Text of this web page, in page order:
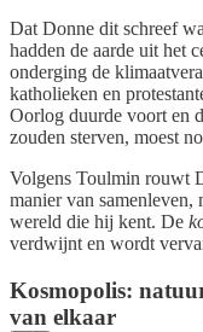
Dat Donne dit schreef
hadden de aarde uit het
onderging de
katholieken en
Oorlog duurde voort en
zouden sterven, moest
Volgens Toulmin rouwt
manier van samenleven,
wereld die hij kent. De
verdwijnt en wordt
Kosmopolis:
van elkaar